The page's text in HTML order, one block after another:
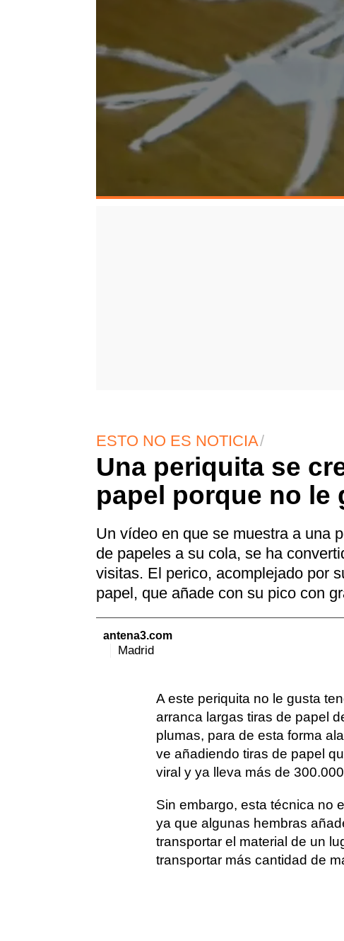
ESTO NO ES NOTICIA
Una periquita se
papel porque no le
Un vídeo en que se muestra a una
de papeles a su cola, se ha
visitas. El perico, acomplejado por
papel, que añade con su pico con
antena3.com
Madrid
A este periquita no le gusta
arranca largas tiras de papel
plumas, para de esta forma
ve añadiendo tiras de papel
viral y ya lleva más de
Sin embargo, esta técnica no
ya que algunas hembras
transportar el material de un
transportar más cantidad de